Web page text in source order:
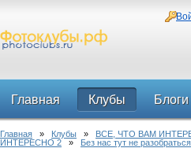
Главная Клубы Блоги
Форум
Главная » Клубы » ВСЕ, ЧТО ВАМ
ИНТЕРЕСНО 2 » Без нас тут не